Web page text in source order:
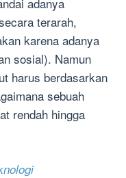
terarah,
karena adanya
sosial). Namun
harus berdasarkan
sebuah
rendah hingga